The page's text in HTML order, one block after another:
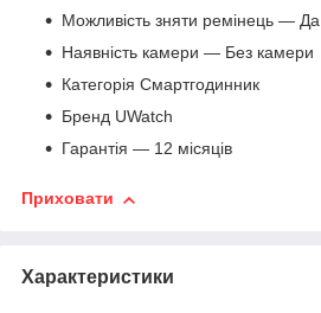
Можливість зняти ремінець — Да
Наявність камери — Без камери
Категорія Смартгодинник
Бренд UWatch
Гарантія — 12 місяців
Приховати
Характеристики